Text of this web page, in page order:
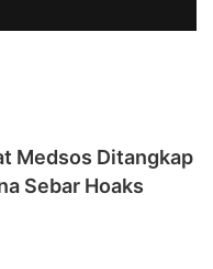
Medsos Ditangkap
Sebar Hoaks